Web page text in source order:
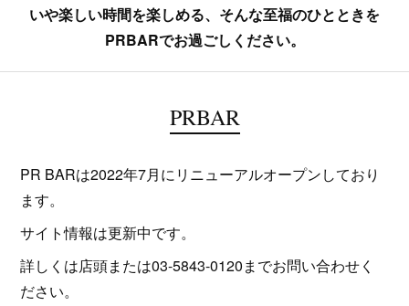
いや楽しい時間を楽しめる、そんな至福のひとときを
PRBARでお過ごしください。
PRBAR
PR BARは2022年7月にリニューアルオープンしており
ます。
サイト情報は更新中です。
詳しくは店頭または03-5843-0120までお問い合わせく
ださい。